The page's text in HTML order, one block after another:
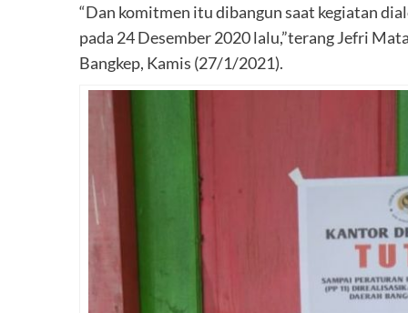
“Dan komitmen itu dibangun saat kegiatan
pada 24 Desember 2020 lalu,”terang Jefri
Bangkep, Kamis (27/1/2021).